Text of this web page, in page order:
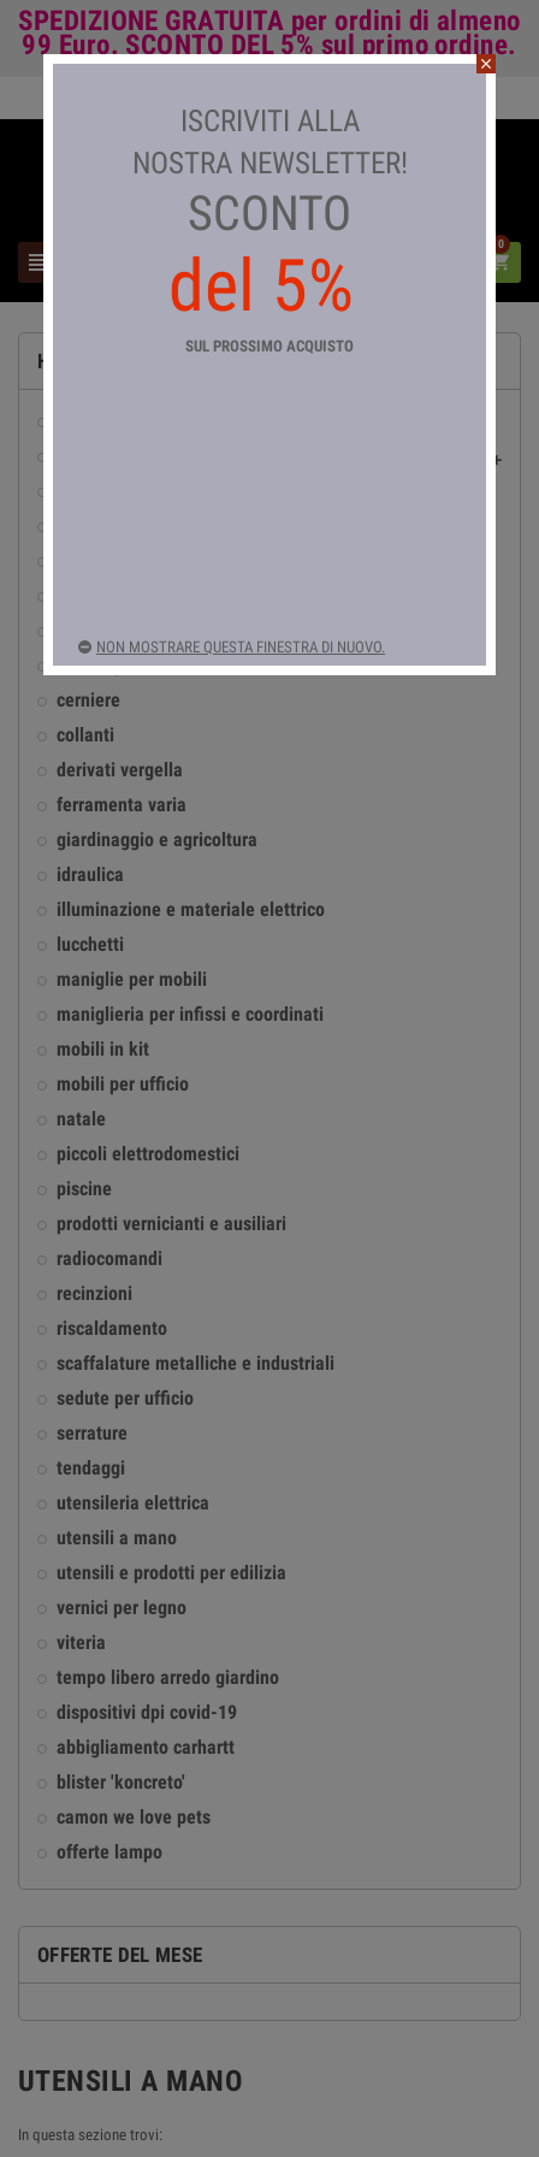
SPEDIZIONE GRATUITA per ordini di almeno
99 Euro. SCONTO DEL 5% sul primo ordine.
 
0
HOME

casalinghi
cerniere
collanti
derivati vergella
ferramenta varia
giardinaggio e agricoltura
idraulica
illuminazione e materiale elettrico
lucchetti
maniglie per mobili
maniglieria per infissi e coordinati
mobili in kit
mobili per ufficio
natale
piccoli elettrodomestici
piscine
prodotti vernicianti e ausiliari
radiocomandi
recinzioni
riscaldamento
scaffalature metalliche e industriali
sedute per ufficio
serrature
tendaggi
utensileria elettrica
utensili a mano
utensili e prodotti per edilizia
vernici per legno
viteria
tempo libero arredo giardino
dispositivi dpi covid-19
abbigliamento carhartt
blister 'koncreto'
camon we love pets
offerte lampo
OFFERTE DEL MESE
UTENSILI A MANO
In questa sezione trovi:
close
ISCRIVITI ALLA
NOSTRA NEWSLETTER!
SCONTO
del 5%
SUL PROSSIMO ACQUISTO
NON MOSTRARE QUESTA FINESTRA DI NUOVO.